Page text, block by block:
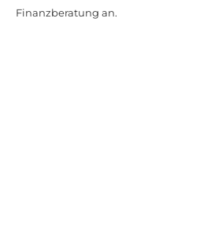
Finanzberatung an.